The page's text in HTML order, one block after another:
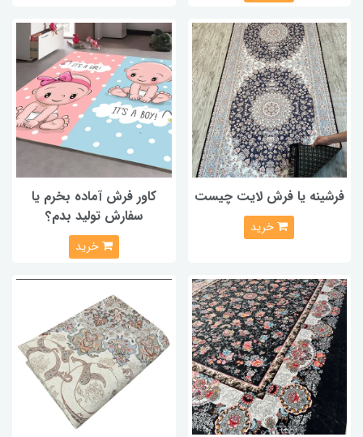
فرشینه یا فرش لایت چیست
خرید
کاور فرش آماده بخرم یا
سفارش تولید بدم؟
خرید